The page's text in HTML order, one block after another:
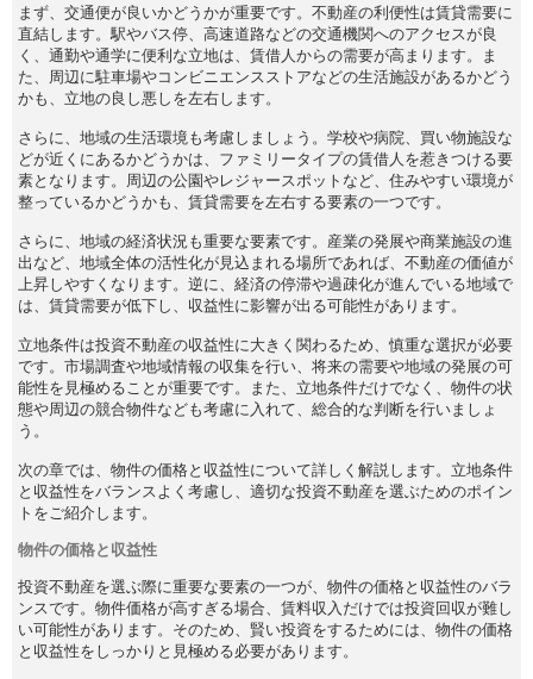
まず、交通便が良いかどうかが重要です。不動産の利便性は賃貸需要に
直結します。駅やバス停、高速道路などの交通機関へのアクセスが良
く、通勤や通学に便利な立地は、賃借人からの需要が高まります。ま
た、周辺に駐車場やコンビニエンスストアなどの生活施設があるかどう
かも、立地の良し悪しを左右します。
さらに、地域の生活環境も考慮しましょう。学校や病院、買い物施設な
どが近くにあるかどうかは、ファミリータイプの賃借人を惹きつける要
素となります。周辺の公園やレジャースポットなど、住みやすい環境が
整っているかどうかも、賃貸需要を左右する要素の一つです。
さらに、地域の経済状況も重要な要素です。産業の発展や商業施設の進
出など、地域全体の活性化が見込まれる場所であれば、不動産の価値が
上昇しやすくなります。逆に、経済の停滞や過疎化が進んでいる地域で
は、賃貸需要が低下し、収益性に影響が出る可能性があります。
立地条件は投資不動産の収益性に大きく関わるため、慎重な選択が必要
です。市場調査や地域情報の収集を行い、将来の需要や地域の発展の可
能性を見極めることが重要です。また、立地条件だけでなく、物件の状
態や周辺の競合物件なども考慮に入れて、総合的な判断を行いましょ
う。
次の章では、物件の価格と収益性について詳しく解説します。立地条件
と収益性をバランスよく考慮し、適切な投資不動産を選ぶためのポイン
トをご紹介します。
物件の価格と収益性
投資不動産を選ぶ際に重要な要素の一つが、物件の価格と収益性のバラ
ンスです。物件価格が高すぎる場合、賃料収入だけでは投資回収が難し
い可能性があります。そのため、賢い投資をするためには、物件の価格
と収益性をしっかりと見極める必要があります。